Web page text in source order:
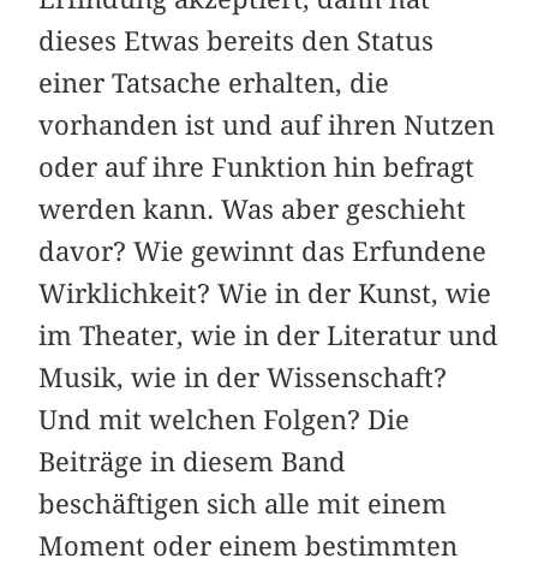
dieses Etwas bereits den Status
einer Tatsache erhalten, die
vorhanden ist und auf ihren Nutzen
oder auf ihre Funktion hin befragt
werden kann. Was aber geschieht
davor? Wie gewinnt das Erfundene
Wirklichkeit? Wie in der Kunst, wie
im Theater, wie in der Literatur und
Musik, wie in der Wissenschaft?
Und mit welchen Folgen? Die
Beiträge in diesem Band
beschäftigen sich alle mit einem
Moment oder einem bestimmten